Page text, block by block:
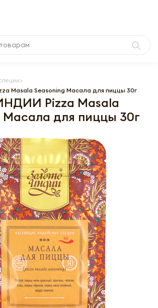
Masala Seasoning Масала для пиццы 30г
Pizza Masala
Масала для пиццы 30г